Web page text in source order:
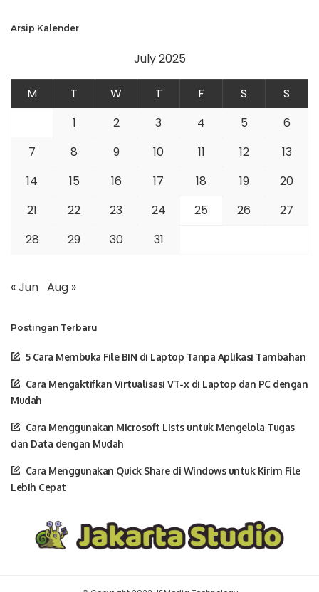
Arsip Kalender
July 2025
M T W T F S
S
1
2 3 4 5
6
7
8 9 10 11 12
13
14
15 16 17 18 19
20
21
22 23 24 25 26
27
28
29 30 31
« Jun Aug »
Postingan Terbaru
5 Cara Membuka File BIN di Laptop Tanpa Aplikasi Tambahan
Cara Mengaktifkan Virtualisasi VT-x di Laptop dan PC dengan
Mudah
Cara Menggunakan Microsoft Lists untuk Mengelola Tugas
dan Data dengan Mudah
Cara Menggunakan Quick Share di Windows untuk Kirim File
Lebih Cepat